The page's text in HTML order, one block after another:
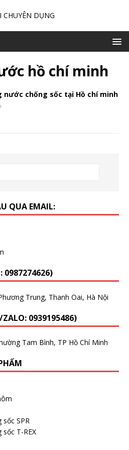
hồ chí minh
nước chống sốc tại Hồ chí minh
QUA EMAIL:
0987274626)
Trung, Thanh Oai, Hà Nội
0939195486)
Tam Bình, TP Hồ Chí Minh
SPR
T-REX